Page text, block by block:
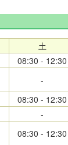
土
08:30 - 12:30
-
08:30 - 12:30
-
08:30 - 12:30